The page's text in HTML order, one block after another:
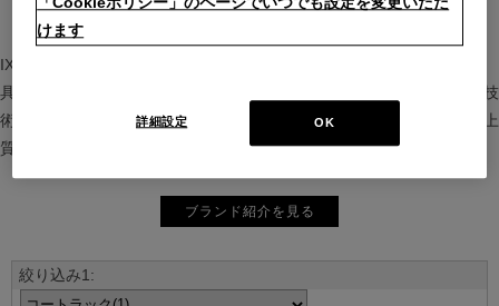
IXC（イクスシー）は、”Emotional Minimalism”を掲げるグローバル家
具ブランド。ヨーロッパの家具文化と日本の美意識を融合し、素材や技
術を活かした持続可能で洗練されたインテリアを提案。長く愛される上
質な暮らしを届けます。
ブランド紹介を見る
けます
OK
詳細設定